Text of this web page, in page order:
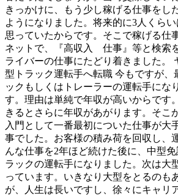
きっかけに、もう少し稼げる仕事をし
ようになりました。将来的に3人くら
思っていたからです。そこで稼げる仕
ネットで、『高収入 仕事』等と検索
ライバーの仕事にたどり着きました。
型トラック運転手へ転職 今もですが、
ックもしくはトレーラーの運転手にな
す。理由は単純で年収が高いからです
きるとさらに年収があがります。そこ
入門として一番最初についた仕事が大
事でした。お客様の積み荷を回収し、
んな仕事を2年ほど続けた後に、中型
ラックの運転手になりました。次は大
っています。いきなり大型をとるのも
が、人生は長いですし、徐々にキャリ